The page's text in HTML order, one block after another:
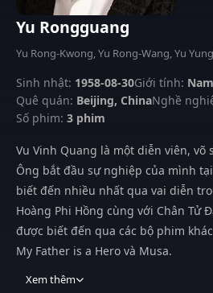
Yu Rongguang
Yu Rong-Kwong, Yu Rong-Wang, Yu
Sinh nhật: 1958-08-30Giới tính: Nam
Quê quán: Beijing, ChinaNghề
Số phim: 3 phim
Vu Vinh Quang là một diễn viên, võ
Ông bắt đầu sự nghiệp của mình
biết đến nhiều nhất qua vai diễn
Hoàng Phi Hồng cùng với Chân Tử
được biết đến qua các bộ phim
My Father is a Hero và Musa.
Xem thêm